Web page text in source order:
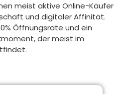
meist aktive Online-Käufer
und digitaler Affinität.
Öffnungsrate und ein
der meist im